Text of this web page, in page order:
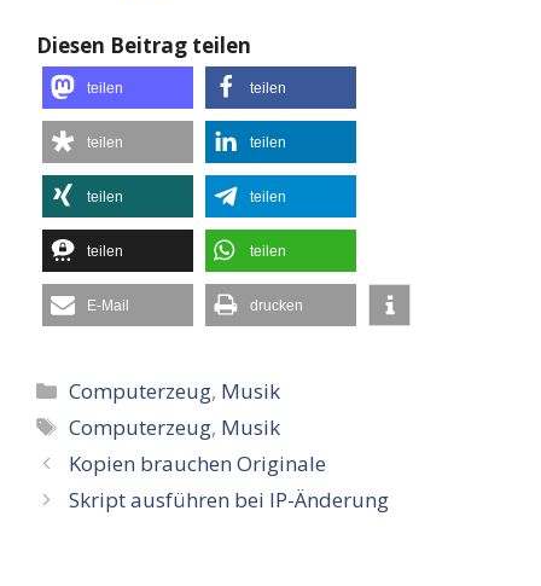
Diesen Beitrag teilen
teilen teilen
teilen teilen
teilen teilen
teilen teilen
E-Mail drucken
Kategorien
Computerzeug, Musik
Schlagwörter
Computerzeug, Musik
Kopien brauchen Originale
Skript ausführen bei IP-Änderung